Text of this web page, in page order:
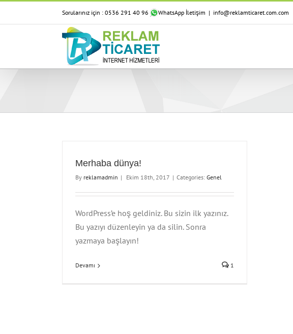
Sorularınız için : 0536 291 40 96 WhatsApp İletişim | info@reklamticaret.com.com
Merhaba dünya!
By reklamadmin | Ekim 18th, 2017 | Categories: Genel
WordPress’e hoş geldiniz. Bu sizin ilk yazınız.
Bu yazıyı düzenleyin ya da silin. Sonra
yazmaya başlayın!
Devamı 1